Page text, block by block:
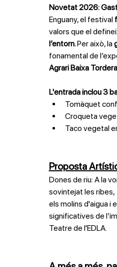
Novetat 2026:
Enguany, el festival
valors que el
l’entorn. Per això, la
fonamental de
Agrari Baixa
L'entrada inclou 3
Tomàquet
Croqueta
Taco vegetal
Proposta
Dones de riu: A la
sovintejat les ribes,
els molins d'aigua i
significatives de
Teatre de l'EDLA.